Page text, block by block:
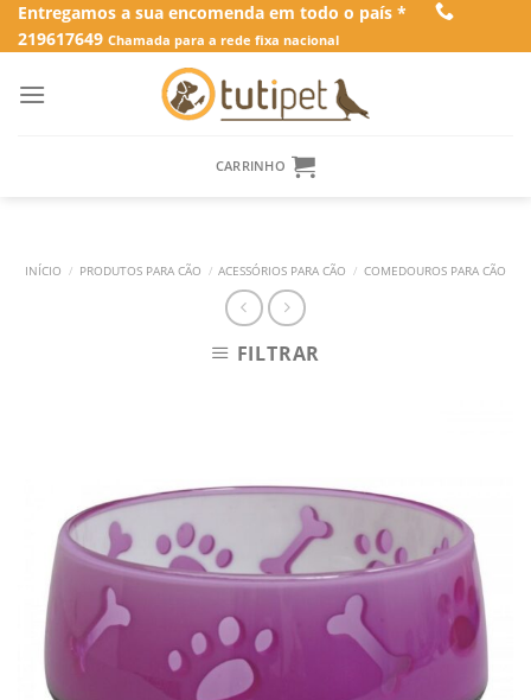
SkipEntregamos a sua encomenda em todo o país *
219617649 Chamada para a rede fixa nacional
CARRINHO
INÍCIO / PRODUTOS PARA CÃO / ACESSÓRIOS PARA CÃO / COMEDOUROS PARA CÃO
FILTRAR